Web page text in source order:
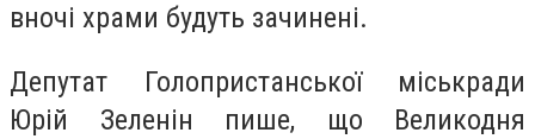
вночі храми будуть зачинені.
Депутат Голопристанської міськради
Юрій Зеленін пише, що Великодня